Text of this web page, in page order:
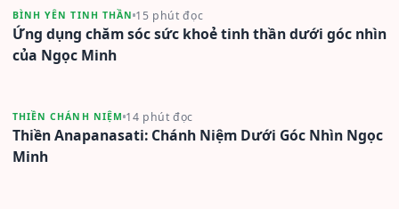
BÌNH YÊN TINH THẦN 15 phút đọc
Ứng dụng chăm sóc sức khoẻ tinh thần dưới góc nhìn
của Ngọc Minh
THIỀN CHÁNH NIỆM 14 phút đọc
Thiền Anapanasati: Chánh Niệm Dưới Góc Nhìn Ngọc
Minh